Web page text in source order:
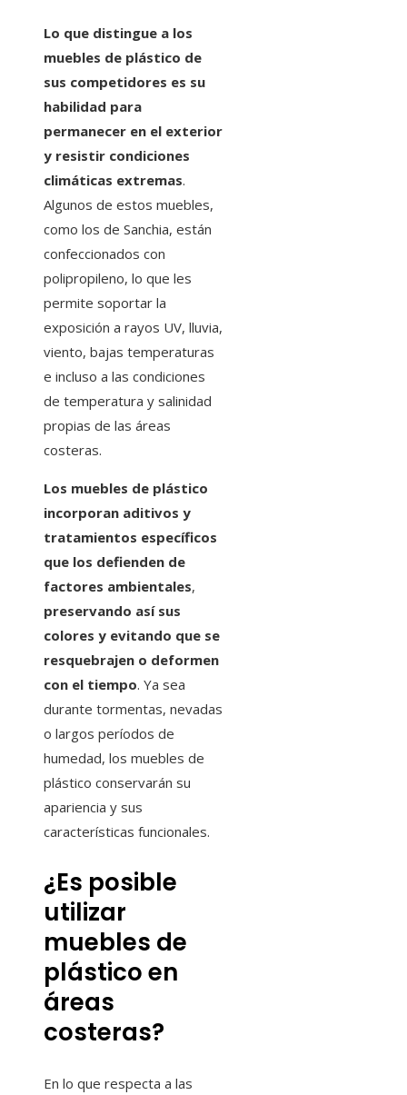
Lo que distingue a los
muebles de plástico de
sus competidores es su
habilidad para
permanecer en el exterior
y resistir condiciones
climáticas extremas.
Algunos de estos muebles,
como los de Sanchia, están
confeccionados con
polipropileno, lo que les
permite soportar la
exposición a rayos UV, lluvia,
viento, bajas temperaturas
e incluso a las condiciones
de temperatura y salinidad
propias de las áreas
costeras.
Los muebles de plástico
incorporan aditivos y
tratamientos específicos
que los defienden de
factores ambientales,
preservando así sus
colores y evitando que se
resquebrajen o deformen
con el tiempo. Ya sea
durante tormentas, nevadas
o largos períodos de
humedad, los muebles de
plástico conservarán su
apariencia y sus
características funcionales.
¿Es posible
utilizar
muebles de
plástico en
áreas
costeras?
En lo que respecta a las